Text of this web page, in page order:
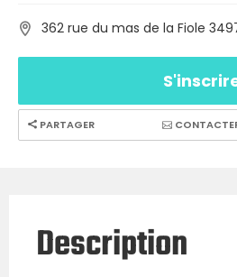
362 rue du mas de la Fiole
PARTAGER
Description